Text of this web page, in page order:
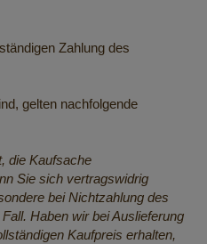
Zahlung des
gelten nachfolgende
die Kaufsache
Sie sich vertragswidrig
bei Nichtzahlung des
Haben wir bei Auslieferung
Kaufpreis erhalten,